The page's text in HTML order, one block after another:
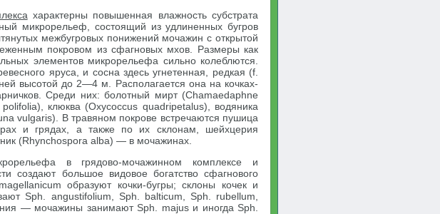
характерны повышенная влажность субстрата
микрорельеф, состоящий из удлиненных бугров
межбугровых понижений мочажин с открытой
покровом из сфагновых мхов. Размеры как
элементов микрорельефа сильно колеблются.
яруса, и сосна здесь угнетенная, редкая (f.
высотой до 2—4 м. Располагается она на кочках-
Среди них: болотный мирт (Chamaedaphne
клюква (Oxycoccus quadripetalus), водяника
vulgaris). В травяном покрове встречаются пушица
и грядах, а также по их склонам, шейхцерия
(Rhynchospora alba) — в мочажинах.
в грядово-мочажинном комплексе и
создают большое видовое богатство сфагнового
образуют кочки-бугры; склоны кочек и
Sph. angustifolium, Sph. balticum, Sph. rubellum,
— мочажины занимают Sph. majus и иногда Sph.